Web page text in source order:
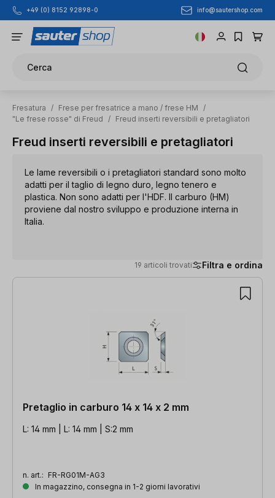
Passa al contenuto principale
+49 (0) 8152 92898-0 info@sautershop.com
Cerca
Fresatura / Frese per fresatrice a mano / frese HM
/
"Le frese rosse" di Freud
/ Freud inserti reversibili e pretagliatori
Freud inserti reversibili e pretagliatori
Le lame reversibili o i pretagliatori standard sono molto
adatti per il taglio di legno duro, legno tenero e
plastica. Non sono adatti per l'HDF. Il carburo (HM)
proviene dal nostro sviluppo e produzione interna in
Italia.
19 articoli trovati Filtra e ordina
19 articoli trovati
Pretaglio in carburo 14 x 14 x 2 mm
L: 14 mm | L: 14 mm | S:2 mm
n. art.: FR-RG01M-AG3
In magazzino, consegna in 1-2 giorni lavorativi